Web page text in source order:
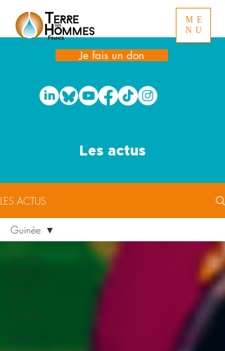
ME
NU
Je fais un don
Les actus
LES ACTUS
Tous les
posts
GIEC
Ukraine
Inde
Guinée